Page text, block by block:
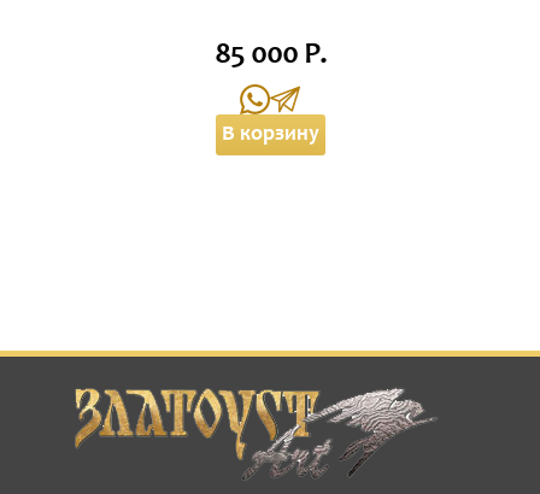
85 000 Р.
В корзину